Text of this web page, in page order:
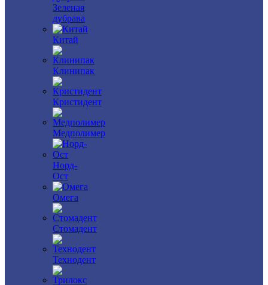
Зеленая
дубрава
Китай
Клинипак
Кристидент
Медполимер
Норд-
Ост
Омега
Стомадент
Технодент